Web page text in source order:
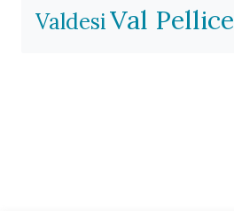
ValdesiVal Pellice